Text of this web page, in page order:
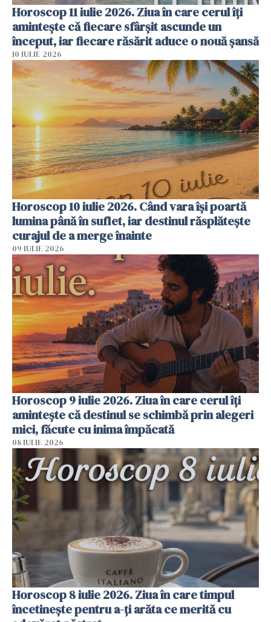
Horoscop 11 iulie 2026. Ziua în care cerul îți
amintește că fiecare sfârșit ascunde un
început, iar fiecare răsărit aduce o nouă șansă
10 IULIE 2026
Horoscop 10 iulie 2026. Când vara își poartă
lumina până în suflet, iar destinul răsplătește
curajul de a merge înainte
09 IULIE 2026
Horoscop 9 iulie 2026. Ziua în care cerul îți
amintește că destinul se schimbă prin alegeri
mici, făcute cu inima împăcată
08 IULIE 2026
Horoscop 8 iulie 2026. Ziua în care timpul
încetinește pentru a-ți arăta ce merită cu